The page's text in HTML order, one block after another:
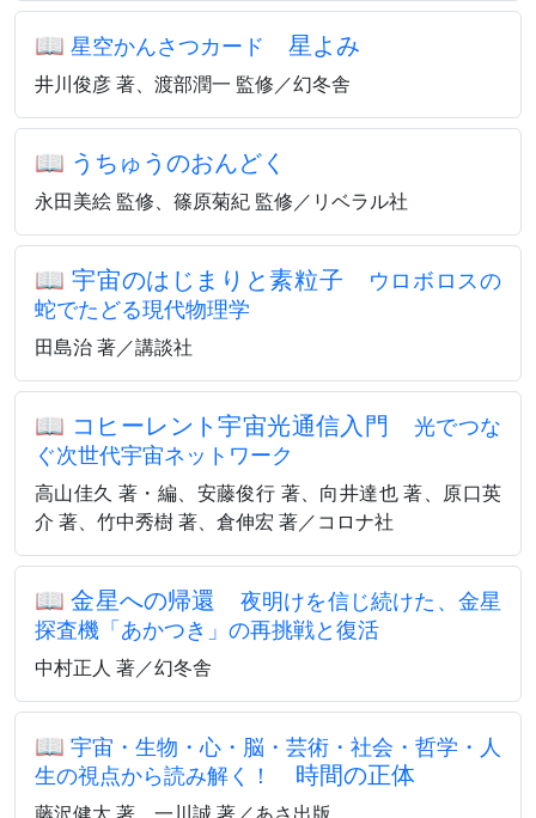
📖 星空かんさつカード 星よみ
井川俊彦 著、渡部潤一 監修／幻冬舎
📖 うちゅうのおんどく
永田美絵 監修、篠原菊紀 監修／リベラル社
📖宇宙のはじまりと素粒子
ウロボロスの
蛇でたどる現代物理学
田島治 著／講談社
📖 コヒーレント宇宙光通信入門 光でつな
ぐ次世代宇宙ネットワーク
高山佳久 著・編、安藤俊行 著、向井達也 著、原口英
介 著、竹中秀樹 著、倉伸宏 著／コロナ社
📖金星への帰還 夜明けを信じ続けた、金星
探査機「あかつき」の再挑戦と復活
中村正人 著／幻冬舎
📖 宇宙・生物・心・脳・芸術・社会・哲学・人
生の視点から読み解く！
時間の正体